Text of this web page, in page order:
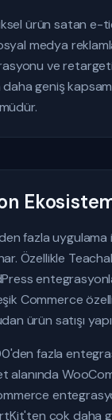
ürün satan e-
medya
ve
geniş
fazla uygulama
Özellikle
Commerce
ürün satışı
fazla
alanında
çok daha